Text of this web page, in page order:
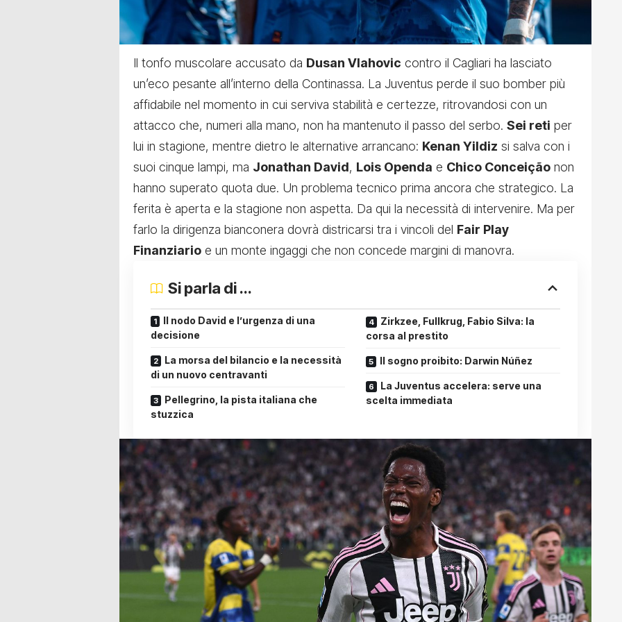
Il tonfo muscolare accusato da Dusan Vlahovic contro il Cagliari ha lasciato
un’eco pesante all’interno della Continassa. La Juventus perde il suo bomber più
affidabile nel momento in cui serviva stabilità e certezze, ritrovandosi con un
attacco che, numeri alla mano, non ha mantenuto il passo del serbo. Sei reti per
lui in stagione, mentre dietro le alternative arrancano: Kenan Yildiz si salva con i
suoi cinque lampi, ma Jonathan David, Lois Openda e Chico Conceição non
hanno superato quota due. Un problema tecnico prima ancora che strategico. La
ferita è aperta e la stagione non aspetta. Da qui la necessità di intervenire. Ma per
farlo la dirigenza bianconera dovrà districarsi tra i vincoli del Fair Play
Finanziario e un monte ingaggi che non concede margini di manovra.
Si parla di ...
Il nodo David e l’urgenza di una
decisione
La morsa del bilancio e la necessità
di un nuovo centravanti
Pellegrino, la pista italiana che
stuzzica
Zirkzee, Fullkrug, Fabio Silva: la
corsa al prestito
Il sogno proibito: Darwin Núñez
La Juventus accelera: serve una
scelta immediata